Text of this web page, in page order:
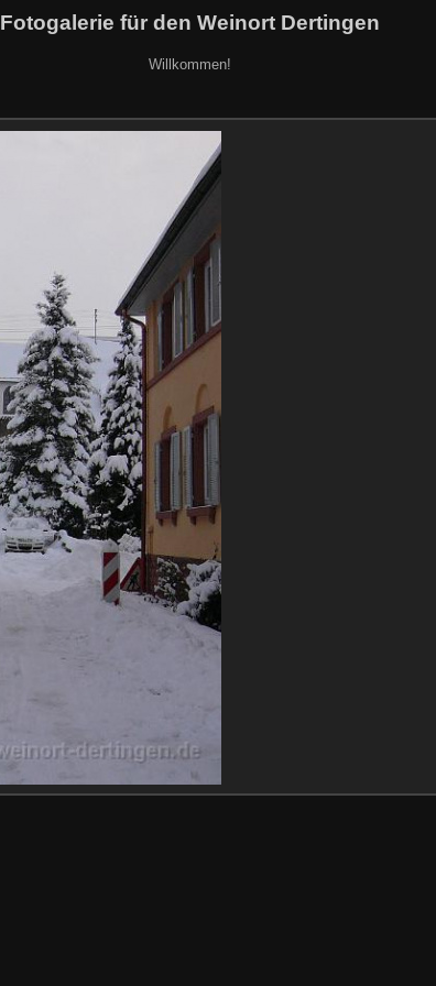
Fotogalerie für den Weinort Dertingen
Willkommen!